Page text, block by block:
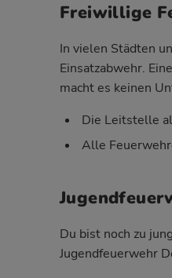
Freiwillige
In vielen Städten
Einsatzabwehr.
macht es keinen
Die Leitstelle
Alle
Du bist noch zu
Jugendfeuerwehr